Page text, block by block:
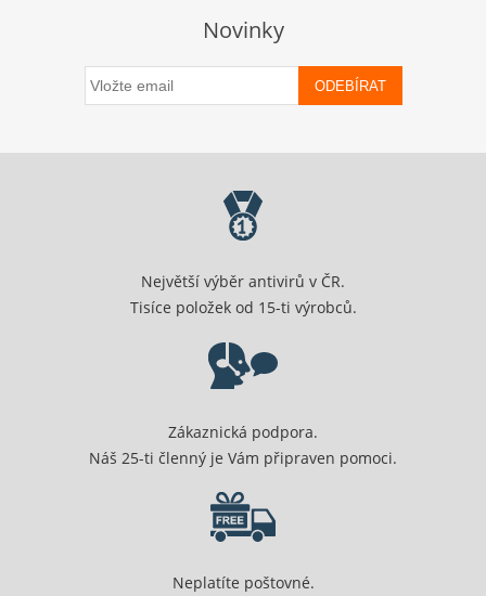
Novinky
ODEBÍRAT
Největší výběr antivirů v ČR.
Tisíce položek od 15-ti výrobců.
Zákaznická podpora.
Náš 25-ti členný je Vám připraven pomoci.
Neplatíte poštovné.